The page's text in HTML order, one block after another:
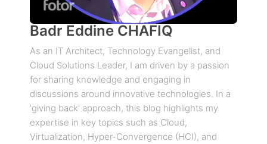
Badr Eddine CHAFIQ
As an IT Architect, Technology Evangelist, and
Cloud Solutions Leader, I am driven by a passion
for sharing knowledge and engaging in
discussions around innovative technologies. In a
'giving back' approach, this blog highlights my
expertise in key topics such as Cloud,
Virtualization, Hyper-Convergence (HCI), and